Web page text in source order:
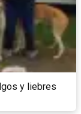
y liebres